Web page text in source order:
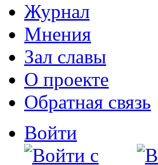
Журнал
Мнения
Зал славы
О проекте
Обратная связь
Войти